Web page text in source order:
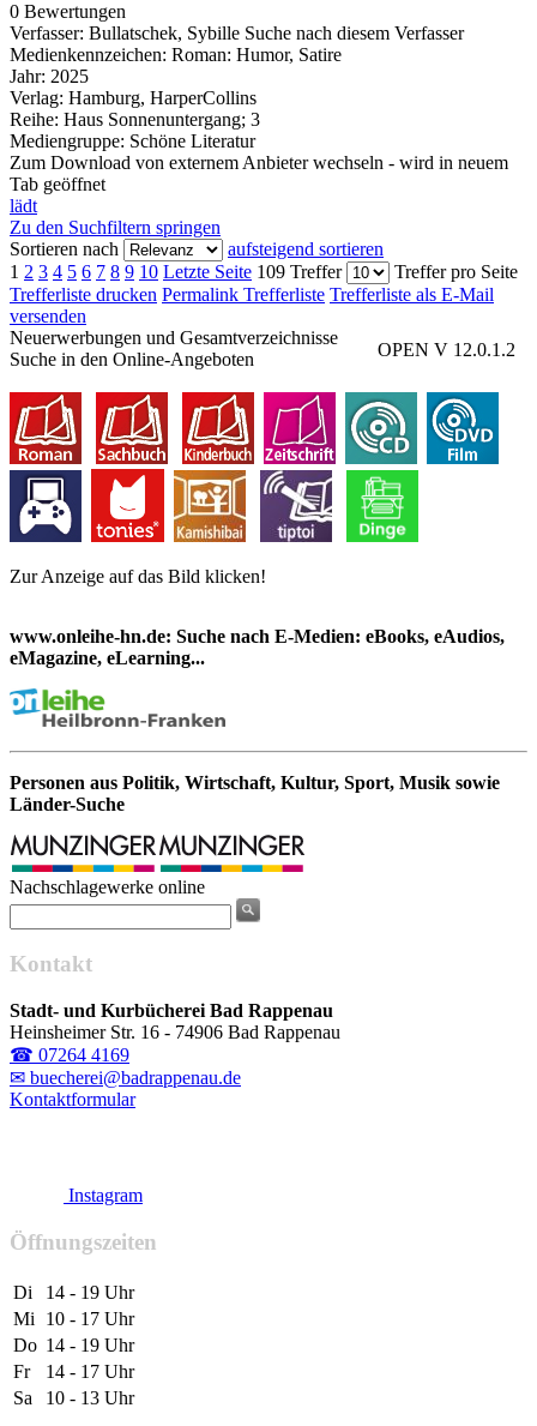
0 Bewertungen
Verfasser: Bullatschek, Sybille Suche nach diesem Verfasser
Medienkennzeichen: Roman: Humor, Satire
Jahr: 2025
Verlag: Hamburg, HarperCollins
Reihe: Haus Sonnenuntergang; 3
Mediengruppe: Schöne Literatur
Zum Download von externem Anbieter wechseln - wird in neuem
Tab geöffnet
lädt
Zu den Suchfiltern springen
Sortieren nach
aufsteigend sortieren
1 2 3 4 5 6 7 8 9 10 Letzte Seite 109 Treffer
Treffer pro Seite
Trefferliste drucken Permalink Trefferliste Trefferliste als E-Mail
versenden
OPEN V 12.0.1.2
Neuerwerbungen und Gesamtverzeichnisse
Zur Anzeige auf das Bild klicken!
Suche in den Online-Angeboten
www.onleihe-hn.de: Suche nach E-Medien: eBooks, eAudios,
eMagazine, eLearning...
Personen aus Politik, Wirtschaft, Kultur, Sport, Musik sowie
Länder-Suche
Nachschlagewerke online
Kontakt
Stadt- und Kurbücherei Bad Rappenau
Heinsheimer Str. 16 - 74906 Bad Rappenau
☎ 07264 4169
✉ buecherei@badrappenau.de
Kontaktformular
Instagram
Öffnungszeiten
Di
14 - 19 Uhr
Mi
10 - 17 Uhr
Do 14 - 19 Uhr
Fr
14 - 17 Uhr
Sa
10 - 13 Uhr